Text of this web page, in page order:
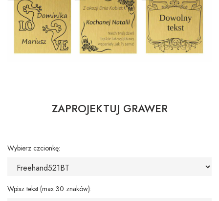
ZAPROJEKTUJ GRAWER
Wybierz czcionkę:
Wpisz tekst (max 30 znaków):